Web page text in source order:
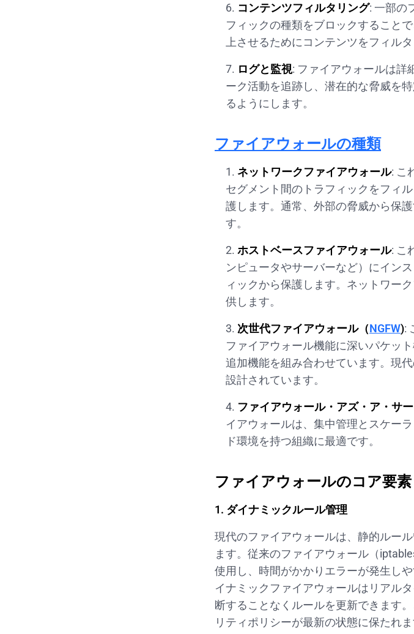
コンテンツフィルタリング: 一部の
フィックの種類をブロックすること
上させるためにコンテンツをフィル
ログと監視: ファイアウォールは詳
ーク活動を追跡し、潜在的な脅威を
るようにします。
ファイアウォールの種類
ネットワークファイアウォール: こ
セグメント間のトラフィックをフィ
護します。通常、外部の脅威から保
す。
ホストベースファイアウォール: こ
ンピュータやサーバーなど）にイン
ィックから保護します。ネットワー
供します。
次世代ファイアウォール（NGFW):
ファイアウォール機能に深いパケッ
追加機能を組み合わせています。現
設計されています。
ファイアウォール・アズ・ア・サ
イアウォールは、集中管理とスケー
ド環境を持つ組織に最適です。
ファイアウォールのコア要素
1. ダイナミックルール管理
現代のファイアウォールは、静的ルー
ます。従来のファイアウォール（
使用し、時間がかかりエラーが発生し
イナミックファイアウォールはリアル
断することなくルールを更新できます
リティポリシーが最新の状態に保たれま